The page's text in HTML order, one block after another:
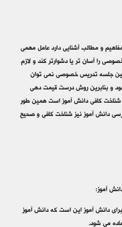
و مطالب آشنایی دارد عامل مهمی
را آسان تر یا دشوارتر کند و لازم
جلسه تدریس خصوصی نمی توان
و بنابرین روش درست قیمت دهی
کافی دانش آموز است همین طور
دانش آموز نیز شناخت کافی و صحیح
دانش آموز این است که دانش آموز
می شود.